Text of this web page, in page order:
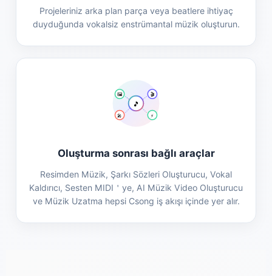
Projeleriniz arka plan parça veya beatlere ihtiyaç
duyduğunda vokalsiz enstrümantal müzik oluşturun.
🎵
🖼️ 🎬
🎤 ⚡
Oluşturma sonrası bağlı araçlar
Resimden Müzik, Şarkı Sözleri Oluşturucu, Vokal
Kaldırıcı, Sesten MIDI＇ye, AI Müzik Video Oluşturucu
ve Müzik Uzatma hepsi Csong iş akışı içinde yer alır.